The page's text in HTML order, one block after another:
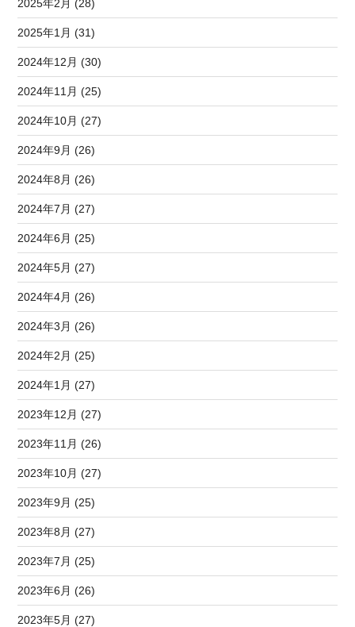
2025年2月 (28)
2025年1月 (31)
2024年12月 (30)
2024年11月 (25)
2024年10月 (27)
2024年9月 (26)
2024年8月 (26)
2024年7月 (27)
2024年6月 (25)
2024年5月 (27)
2024年4月 (26)
2024年3月 (26)
2024年2月 (25)
2024年1月 (27)
2023年12月 (27)
2023年11月 (26)
2023年10月 (27)
2023年9月 (25)
2023年8月 (27)
2023年7月 (25)
2023年6月 (26)
2023年5月 (27)